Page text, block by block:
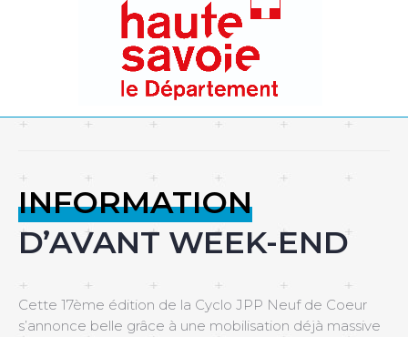
INFORMATION
D’AVANT WEEK-END
Cette 17ème édition de la Cyclo JPP Neuf de Coeur
s’annonce belle grâce à une mobilisation déjà massive